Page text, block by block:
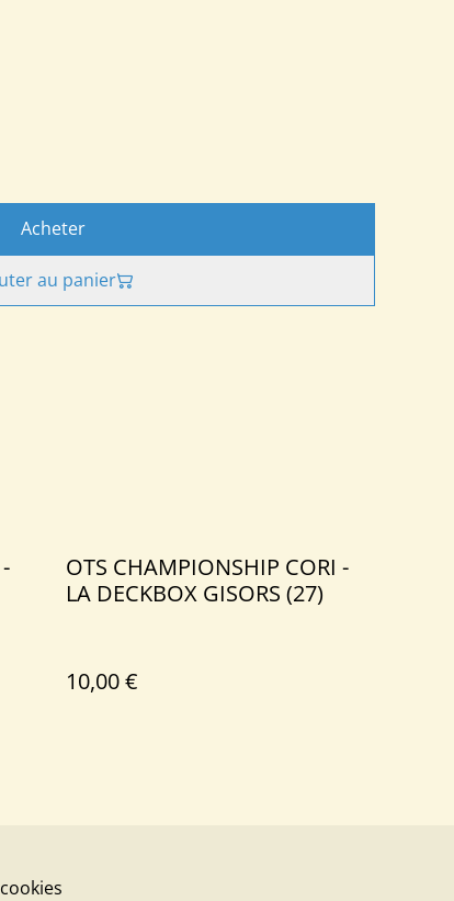
Acheter
au panier
OTS CHAMPIONSHIP CORI -
LA DECKBOX GISORS (27)
10,00 €